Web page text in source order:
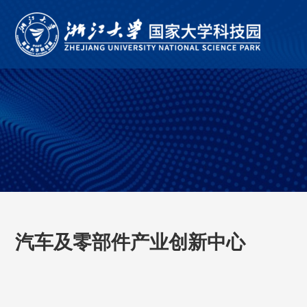
汽车及零部件产业创新中心